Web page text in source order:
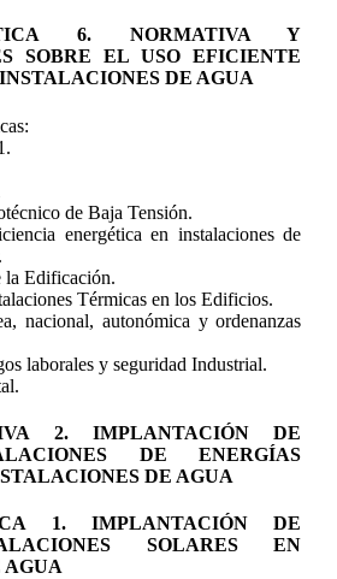
6. NORMATIVA Y
SOBRE EL USO EFICIENTE
DE AGUA
de Baja Tensión.
energética en instalaciones de
la Edificación.
Térmicas en los Edificios.
nacional, autonómica y ordenanzas
laborales y seguridad Industrial.
2. IMPLANTACIÓN DE
DE ENERGÍAS
DE AGUA
1. IMPLANTACIÓN DE
SOLARES EN
AGUA